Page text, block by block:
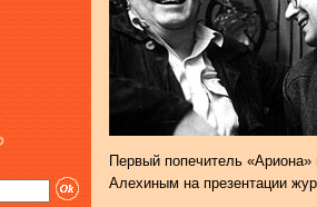
Первый попечитель
Алехиным на презентации